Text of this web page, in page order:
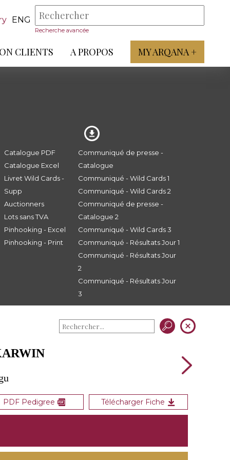
ENG
Recherche avancée
CLIENTS A PROPOS MY ARQANA +
Catalogue PDF
Catalogue Excel
Livret Wild Cards -
Supp
Auctionners
Lots sans TVA
Pinhooking - Excel
Pinhooking - Print
Communiqué de presse -
Catalogue
Communiqué - Wild Cards 1
Communiqué - Wild Cards 2
Communiqué de presse -
Catalogue 2
Communiqué - Wild Cards 3
Communiqué - Résultats Jour 1
Communiqué - Résultats Jour
2
Communiqué - Résultats Jour
3
PDF Pedigree Télécharger Fiche